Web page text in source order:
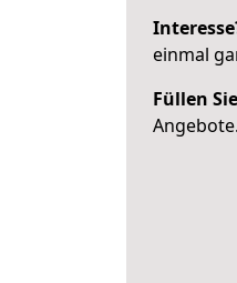
einmal
Füllen
Angebote.